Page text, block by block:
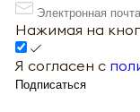
Нажимая на
Я согласен с
Подписаться